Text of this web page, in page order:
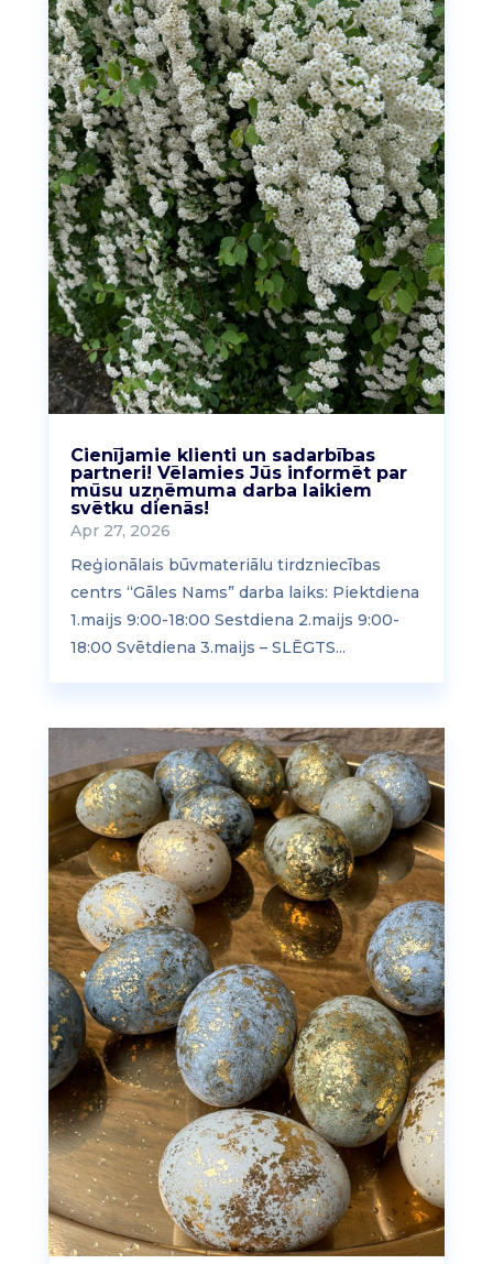
Cienījamie klienti un sadarbības
partneri! Vēlamies Jūs informēt par
mūsu uzņēmuma darba laikiem
svētku dienās!
Apr 27, 2026
Reģionālais būvmateriālu tirdzniecības
centrs “Gāles Nams” darba laiks: Piektdiena
1.maijs 9:00-18:00 Sestdiena 2.maijs 9:00-
18:00 Svētdiena 3.maijs – SLĒGTS...